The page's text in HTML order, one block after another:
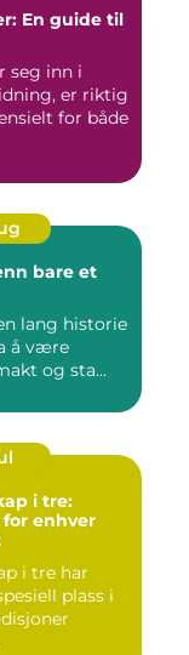
En guide til
seg inn i
er riktig
for både
bare et
lang historie
å være
og sta...
i tre:
enhver
i tre har
plass i